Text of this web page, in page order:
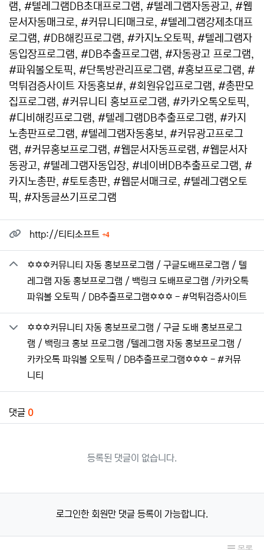
램, #텔레그램DB초대프로그램, #텔레그램자동광고, #웹
문서자동매크로, #커뮤니티매크로, #텔레그램강제초대프
로그램, #DB해킹프로그램, #카지노오토픽, #텔레그램자
동입장프로그램, #DB추출프로그램, #자동광고 프로그램,
#파워볼오토픽, #단톡방관리프로그램, #홍보프로그램, #
먹튀검증사이트 자동홍보#, #회원유입프로그램, #총판모
집프로그램, #커뮤니티 홍보프로그램, #카카오톡오토픽,
#디비해킹프로그램, #텔레그램DB추출프로그램, #카지
노총판프로그램, #텔레그램자동홍보, #커뮤광고프로그
램, #커뮤홍보프로그램, #웹문서자동프로램, #웹문서자
동광고, #텔레그램자동입장, #네이버DB추출프로그램, #
카지노총판, #토토총판, #웹문서매크로, #텔레그램오토
픽, #자동글쓰기프로그램
관련자료http://티티소프트 4회 연결
✡️✡️✡️커뮤니티 자동 홍보프로그램 / 구글도배프로그램 / 텔
레그램 자동 홍보프로그램 / 백링크 도배프로그램 /카카오톡
파워볼 오토픽 / DB추출프로그램✡️✡️✡️ - #먹튀검증사이트
✡️✡️✡️커뮤니티 자동 홍보프로그램 / 구글 도배 홍보프로그
램 / 백링크 홍보 프로그램 /텔레그램 자동 홍보프로그램 /
카카오톡 파워볼 오토픽 / DB추출프로그램✡️✡️✡️ - #커뮤
니티
댓글 0
등록된 댓글이 없습니다.
로그인한 회원만 댓글 등록이 가능합니다.